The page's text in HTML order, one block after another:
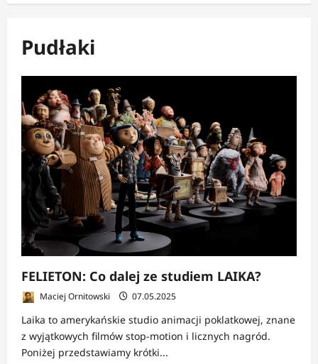
Pudłaki
FELIETON: Co dalej ze studiem LAIKA?
Maciej Ornitowski 07.05.2025
Laika to amerykańskie studio animacji poklatkowej, znane
z wyjątkowych filmów stop-motion i licznych nagród.
Poniżej przedstawiamy krótki...